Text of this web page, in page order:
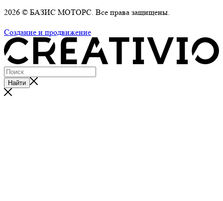
2026 © БАЗИС МОТОРС. Все права защищены.
Создание и продвижение
Найти